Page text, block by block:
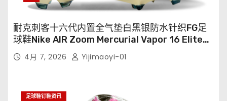
耐克刺客十六代内置全气垫白黑银防水针织FG足
球鞋Nike AIR Zoom Mercurial Vapor 16 Elite
XXV FG35-45
4月 7, 2026 Yijimaoyi-01
足球鞋钉鞋资讯